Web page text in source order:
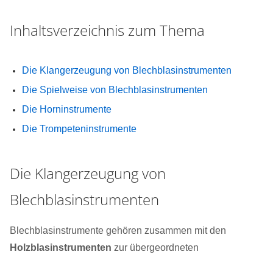
Inhaltsverzeichnis zum Thema
Die Klangerzeugung von Blechblasinstrumenten
Die Spielweise von Blechblasinstrumenten
Die Horninstrumente
Die Trompeteninstrumente
Die Klangerzeugung von
Blechblasinstrumenten
Blechblasinstrumente gehören zusammen mit den
Holzblasinstrumenten zur übergeordneten